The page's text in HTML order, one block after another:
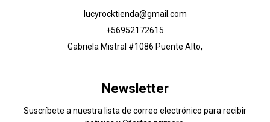
lucyrocktienda@gmail.com
+56952172615
Gabriela Mistral #1086 Puente Alto,
Newsletter
Suscríbete a nuestra lista de correo electrónico para recibir